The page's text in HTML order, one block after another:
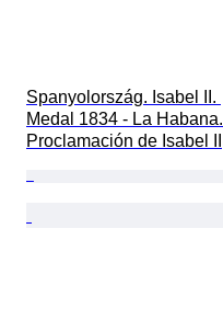
Spanyolország. Isabel II.
Medal 1834 - La Habana.
Proclamación de Isabel II